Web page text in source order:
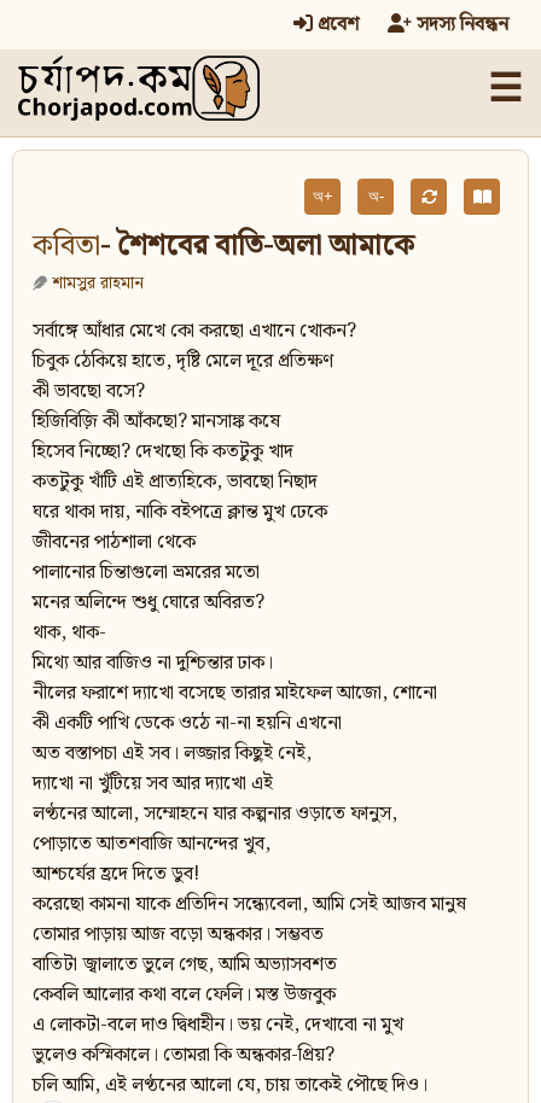
প্রবেশ সদস্য নিবন্ধন
☰
অ+ অ-
কবিতা- শৈশবের বাতি-অলা আমাকে
শামসুর রাহমান
সর্বাঙ্গে আঁধার মেখে কো করছো এখানে খোকন?
চিবুক ঠেকিয়ে হাতে, দৃষ্টি মেলে দূরে প্রতিক্ষণ
কী ভাবছো বসে?
হিজিবিজ়ি কী আঁকছো? মানসাঙ্ক কষে
হিসেব নিচ্ছো? দেখছো কি কতটুকু খাদ
কতটুকু খাঁটি এই প্রাত্যহিকে, ভাবছো নিছাদ
ঘরে থাকা দায়, নাকি বইপত্রে ক্লান্ত মুখ ঢেকে
জীবনের পাঠশালা থেকে
পালানোর চিন্তাগুলো ভ্রমরের মতো
মনের অলিন্দে শুধু ঘোরে অবিরত?
থাক, থাক-
মিথ্যে আর বাজিও না দুশ্চিন্তার ঢাক।
নীলের ফরাশে দ্যাখো বসেছে তারার মাইফেল আজো, শোনো
কী একটি পাখি ডেকে ওঠে না-না হয়নি এখনো
অত বস্তাপচা এই সব। লজ্জার কিছুই নেই,
দ্যাখো না খুঁটিয়ে সব আর দ্যাখো এই
লণ্ঠনের আলো, সম্মোহনে যার কল্পনার ওড়াতে ফানুস,
পোড়াতে আতশবাজি আনন্দের খুব,
আশ্চর্যের হ্রদে দিতে ডুব!
করেছো কামনা যাকে প্রতিদিন সন্ধ্যেবেলা, আমি সেই আজব মানুষ
তোমার পাড়ায় আজ বড়ো অন্ধকার। সম্ভবত
বাতিটা জ্বালাতে ভুলে গেছ, আমি অভ্যাসবশত
কেবলি আলোর কথা বলে ফেলি। মস্ত উজবুক
এ লোকটা-বলে দাও দ্বিধাহীন। ভয় নেই, দেখাবো না মুখ
ভুলেও কস্মিকালে। তোমরা কি অন্ধকার-প্রিয়?
চলি আমি, এই লণ্ঠনের আলো যে, চায় তাকেই পৌছে দিও।